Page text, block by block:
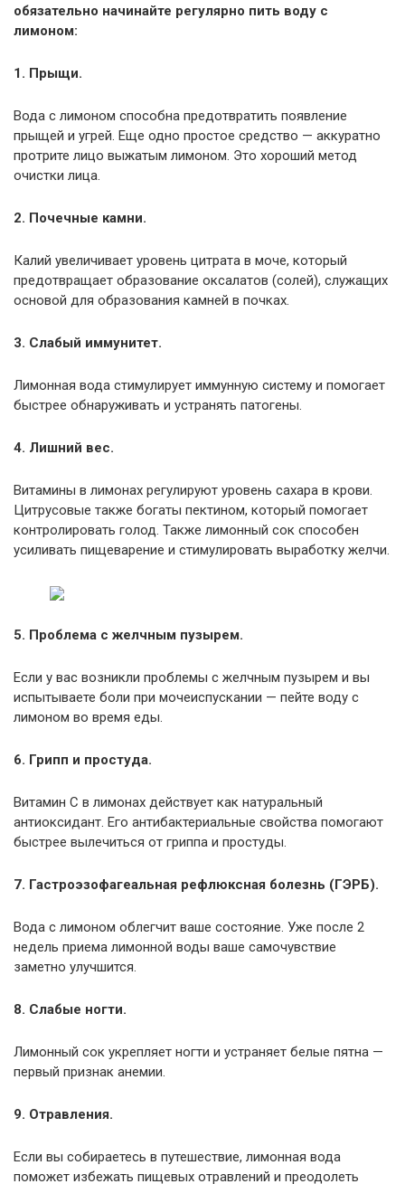
обязательно начинайте регулярно пить воду с
лимоном:
1. Прыщи.
Вода с лимоном способна предотвратить появление
прыщей и угрей. Еще одно простое средство — аккуратно
протрите лицо выжатым лимоном. Это хороший метод
очистки лица.
2. Почечные камни.
Калий увеличивает уровень цитрата в моче, который
предотвращает образование оксалатов (солей), служащих
основой для образования камней в почках.
3. Слабый иммунитет.
Лимонная вода стимулирует иммунную систему и помогает
быстрее обнаруживать и устранять патогены.
4. Лишний вес.
Витамины в лимонах регулируют уровень сахара в крови.
Цитрусовые также богаты пектином, который помогает
контролировать голод. Также лимонный сок способен
усиливать пищеварение и стимулировать выработку желчи.
5. Проблема с желчным пузырем.
Если у вас возникли проблемы с желчным пузырем и вы
испытываете боли при мочеиспускании — пейте воду с
лимоном во время еды.
6. Грипп и простуда.
Витамин С в лимонах действует как натуральный
антиоксидант. Его антибактериальные свойства помогают
быстрее вылечиться от гриппа и простуды.
7. Гастроэзофагеальная рефлюксная болезнь (ГЭРБ).
Вода с лимоном облегчит ваше состояние. Уже после 2
недель приема лимонной воды ваше самочувствие
заметно улучшится.
8. Слабые ногти.
Лимонный сок укрепляет ногти и устраняет белые пятна —
первый признак анемии.
9. Отравления.
Если вы собираетесь в путешествие, лимонная вода
поможет избежать пищевых отравлений и преодолеть